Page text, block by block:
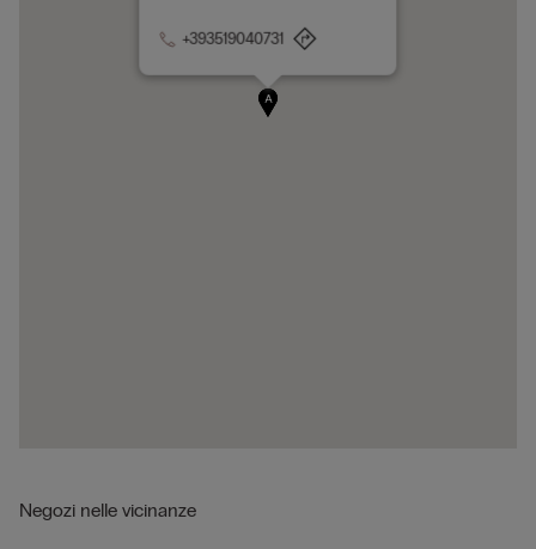
A
+393519040731
Negozi nelle vicinanze